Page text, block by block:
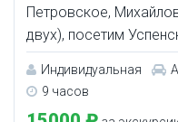
Петровское,
двух), посетим
Индивидуальная
9 часов